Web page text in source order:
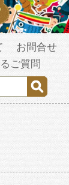
お問合せ
ご質問